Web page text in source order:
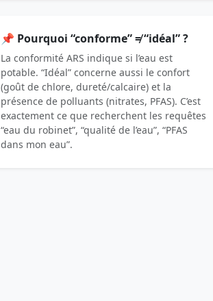
📌 Pourquoi “conforme” ≠ “idéal” ?
La conformité ARS indique si l’eau est
potable. “Idéal” concerne aussi le confort
(goût de chlore, dureté/calcaire) et la
présence de polluants (nitrates, PFAS). C’est
exactement ce que recherchent les requêtes
“eau du robinet”, “qualité de l’eau”, “PFAS
dans mon eau”.